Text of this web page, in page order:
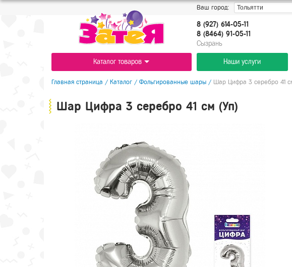
Ваш город: Тольятти
8 (927) 614-05-11
8 (8464) 91-05-11
Cызрань
Каталог товаров Наши услуги
Главная страница / Каталог / Фольгированные шары / Шар Цифра 3 серебро 41
Шар Цифра 3 серебро 41 см (Уп)